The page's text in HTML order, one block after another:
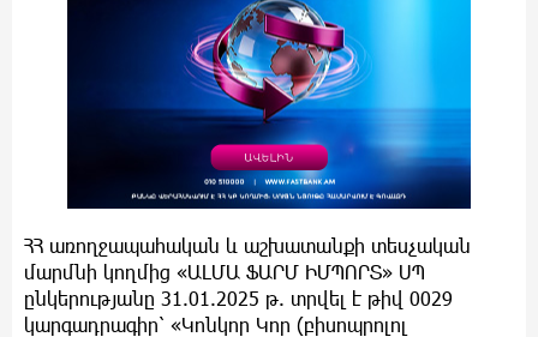
ՀՀ առողջապահական և աշխատանքի տեսչական
մարմնի կողմից «ԱԼՄԱ ՖԱՐՄ ԻՄՊՈՐՏ» ՍՊ
ընկերությանը 31.01.2025 թ. տրվել է թիվ 0029
կարգադրագիր՝ «Կոնկոր Կոր (բիսոպրոլոլ